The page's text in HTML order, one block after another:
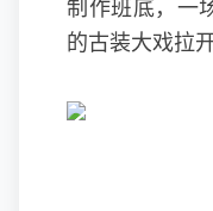
制作班底，一
的古装大戏拉